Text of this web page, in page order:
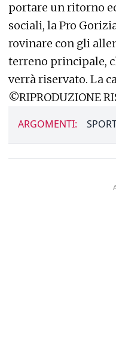
portare un ritorno
sociali, la Pro
rovinare con gli
terreno principale,
verrà riservato. La
©RIPRODUZIONE
ARGOMENTI: